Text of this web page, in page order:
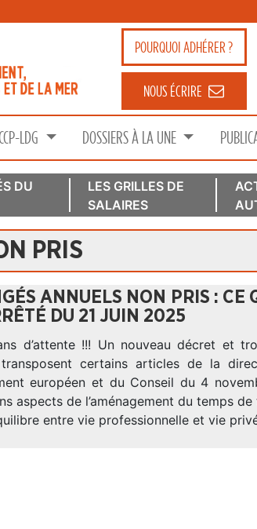
POURQUOIADHÉRER ?
NOUS ÉCRIRE
LDG DOSSIERS À LA UNE
DU
LES GRILLES DE
SALAIRES
PRIS
ANNUELS NON PRIS : CE
DU 21 JUIN 2025
d’attente !!! Un nouveau décret et
transposent certains articles de la
européen et du Conseil du 4
aspects de l’aménagement du temps
entre vie professionnelle et vie